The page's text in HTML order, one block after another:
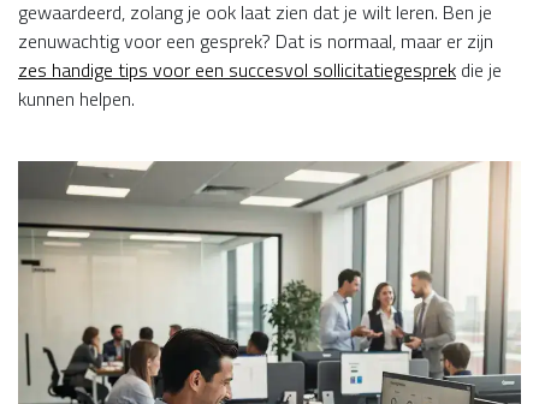
gewaardeerd, zolang je ook laat zien dat je wilt leren. Ben je
zenuwachtig voor een gesprek? Dat is normaal, maar er zijn
zes handige tips voor een succesvol sollicitatiegesprek die je
kunnen helpen.